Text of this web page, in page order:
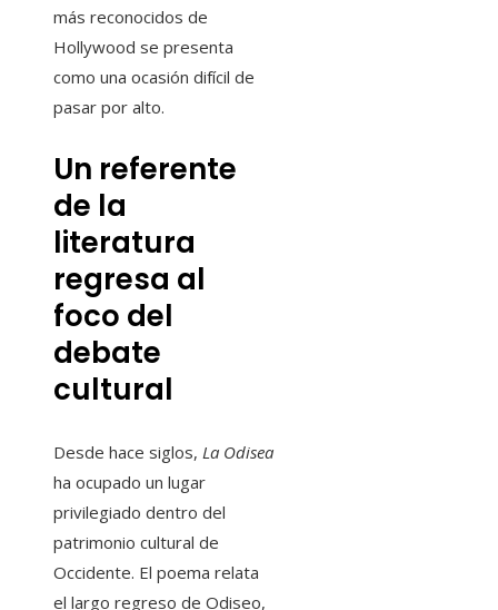
más reconocidos de
Hollywood se presenta
como una ocasión difícil de
pasar por alto.
Un referente
de la
literatura
regresa al
foco del
debate
cultural
Desde hace siglos, La Odisea
ha ocupado un lugar
privilegiado dentro del
patrimonio cultural de
Occidente. El poema relata
el largo regreso de Odiseo,